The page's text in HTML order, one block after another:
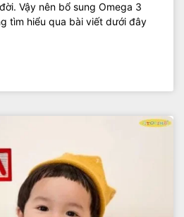
Vậy nên bổ sung Omega 3
tìm hiểu qua bài viết dưới đây